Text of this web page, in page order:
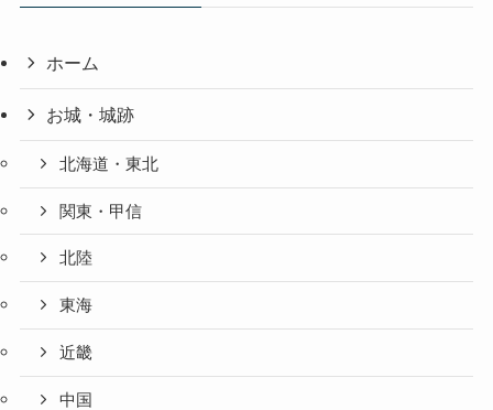
ホーム
お城・城跡
北海道・東北
関東・甲信
北陸
東海
近畿
中国